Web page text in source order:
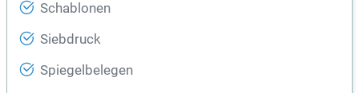
Schablonen
Siebdruck
Spiegelbelegen